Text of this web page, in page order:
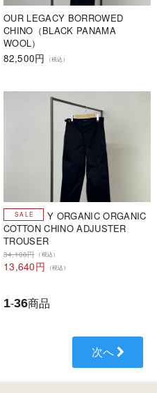
OUR LEGACY BORROWED
CHINO（BLACK PANAMA
WOOL）
82,500円
（税込）
Y ORGANIC ORGANIC
COTTON CHINO ADJUSTER
TROUSER
34,100円 （税込）
13,640円 （税込）
1-36商品
次へ